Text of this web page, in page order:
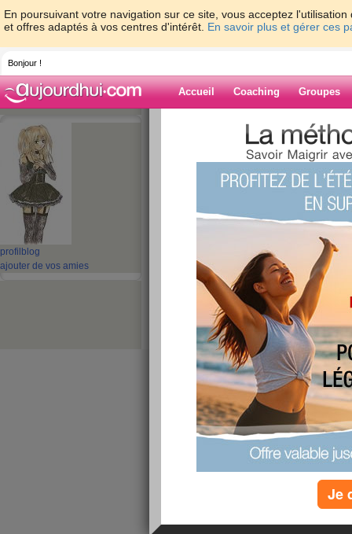
En poursuivant votre navigation sur ce site, vous acceptez
et offres adaptés à vos centres d'intérêt. En savoir plus et gérer ces
Bonjour !
Accueil Coaching Groupes
profil blog
ajouter de vos amies
>
Blog de
Suiv. ›
Quizz: Le Quizz
publié le 24/06/2009 à 09:12
j'ai fait10/10
Le Quizz
Contrex
lire la suite
Je